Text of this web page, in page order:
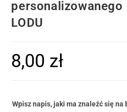
personalizowanego
LODU
8,00 zł
Wpisz napis, jaki ma znaleźć się